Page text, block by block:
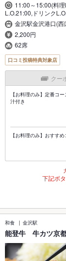
11:00～15:00(料
L.O.21:00,ドリンク
金沢駅金沢港口(西
2,200円
62席
口コミ投稿特典対象店
クー
【お料理のみ】定番コ
汁付き
【お料理のみ】おすす
下記ボ
和食 金沢駅
能登牛 牛カツ京